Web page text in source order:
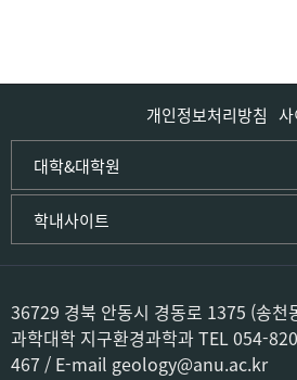
개인정보처리방침
대학&대학원
인문사회·IT대학
인문·문화학부
국어국문학전공
중국어문·문화학전공
한자문화콘텐츠학전공
미디어문화커뮤니케이션학전공
사학전공
학내사이트
국립경국대학교
(재)국립경국대학교발전기금
공용S/W관리시스템
공자학원
공학교육인증시스템
과학영재교육원
36729 경북 안동시 경동로 1375 (송천
과학대학 지구환경과학과 TEL 054-
467 / E-mail geology@anu.ac.kr